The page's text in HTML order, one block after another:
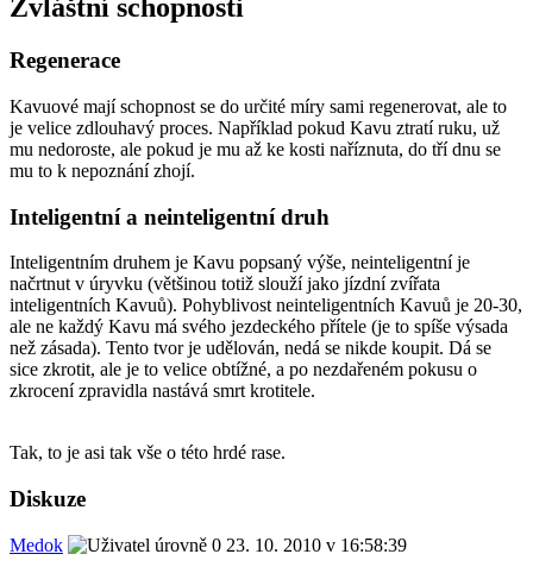
Zvláštní schopnosti
Regenerace
Kavuové mají schopnost se do určité míry sami regenerovat, ale to
je velice zdlouhavý proces. Například pokud Kavu ztratí ruku, už
mu nedoroste, ale pokud je mu až ke kosti naříznuta, do tří dnu se
mu to k nepoznání zhojí.
Inteligentní a neinteligentní druh
Inteligentním druhem je Kavu popsaný výše, neinteligentní je
načrtnut v úryvku (většinou totiž slouží jako jízdní zvířata
inteligentních Kavuů). Pohyblivost neinteligentních Kavuů je 20-30,
ale ne každý Kavu má svého jezdeckého přítele (je to spíše výsada
než zásada). Tento tvor je udělován, nedá se nikde koupit. Dá se
sice zkrotit, ale je to velice obtížné, a po nezdařeném pokusu o
zkrocení zpravidla nastává smrt krotitele.
Tak, to je asi tak vše o této hrdé rase.
Diskuze
Medok
23. 10. 2010 v 16:58:39